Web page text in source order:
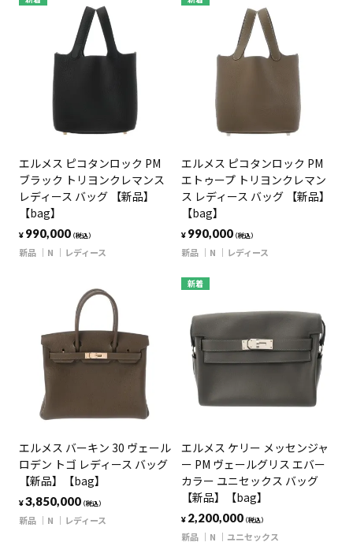
エルメス ピコタンロック PM
ブラック トリヨンクレマンス
レディース バッグ 【新品】
【bag】
¥ 990,000（税込）
新品 N レディース
エルメス ピコタンロック PM
エトゥープ トリヨンクレマン
ス レディース バッグ 【新品】
【bag】
¥ 990,000（税込）
新品 N レディース
エルメス バーキン 30 ヴェール
ロデン トゴ レディース バッグ
【新品】【bag】
¥3,850,000（税込）
新品 N レディース
新着
エルメス ケリー メッセンジャ
ー PM ヴェールグリス エバー
カラー ユニセックス バッグ
【新品】【bag】
¥ 2,200,000（税込）
新品 N ユニセックス